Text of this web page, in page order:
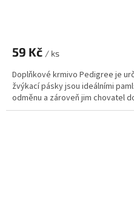
59 Kč / ks
Doplňkové krmivo Pedigree je
žvýkací pásky jsou ideálními
odměnu a zároveň jim chovatel